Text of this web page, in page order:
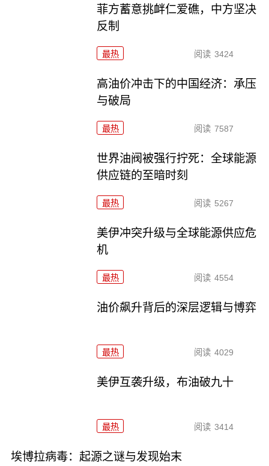
菲方蓄意挑衅仁爱礁，中方坚决
反制
最热 阅读 3424
高油价冲击下的中国经济：承压
与破局
最热 阅读 7587
世界油阀被强行拧死：全球能源
供应链的至暗时刻
最热 阅读 5267
美伊冲突升级与全球能源供应危
机
最热 阅读 4554
油价飙升背后的深层逻辑与博弈
最热 阅读 4029
美伊互袭升级，布油破九十
最热 阅读 3414
埃博拉病毒：起源之谜与发现始末